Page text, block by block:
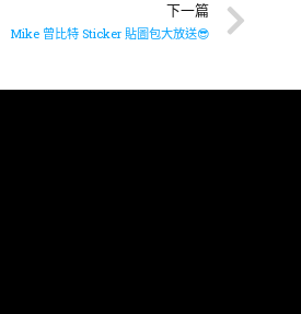
下一篇
Mike 曾比特 Sticker 貼圖包大放送😎